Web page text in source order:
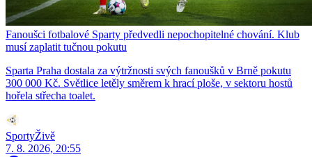
Fanoušci fotbalové Sparty předvedli nepochopitelné chování. Klub
musí zaplatit tučnou pokutu
Sparta Praha dostala za výtržnosti svých fanoušků v Brně pokutu
300 000 Kč. Světlice letěly směrem k hrací ploše, v sektoru hostů
hořela střecha toalet.
SportyŽivě
7. 8. 2026, 20:55